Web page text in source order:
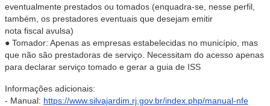
eventualmente prestados ou tomados (enquadra-se, nesse perfil,
também, os prestadores eventuais que desejam emitir
nota fiscal avulsa)
● Tomador: Apenas as empresas estabelecidas no município, mas
que não são prestadoras de serviço. Necessitam do acesso apenas
para declarar serviço tomado e gerar a guia de ISS
Informações adicionais:
- Manual: https://www.silvajardim.rj.gov.br/index.php/manual-nfe